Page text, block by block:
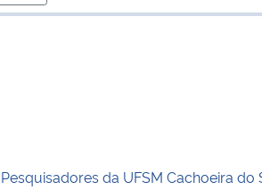
para área de transferência
Pesquisadores da UFSM Cachoeira do